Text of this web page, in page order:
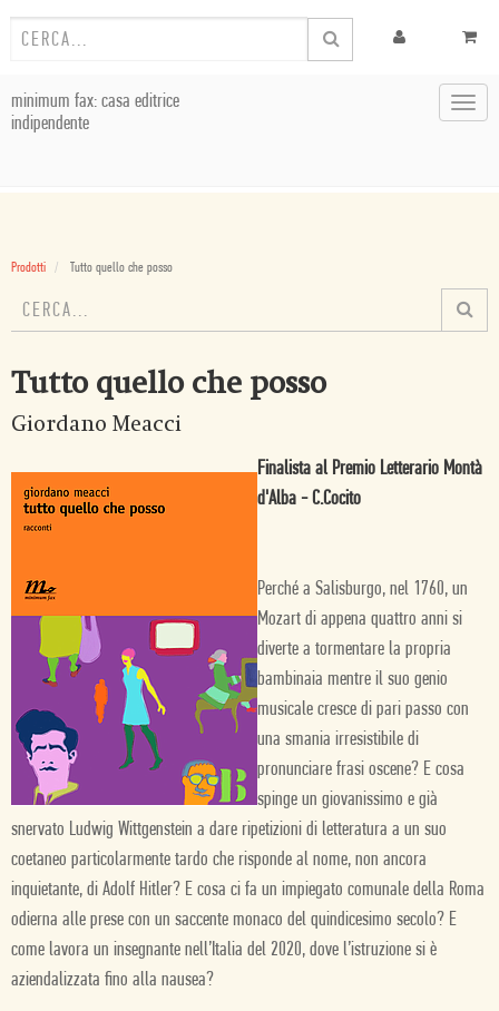
minimum fax: casa editrice
indipendente
Prodotti Tutto quello che posso
Tutto quello che posso
Giordano Meacci
Finalista al Premio Letterario Montà
d'Alba - C.Cocito
Perché a Salisburgo, nel 1760, un
Mozart di appena quattro anni si
diverte a tormentare la propria
bambinaia mentre il suo genio
musicale cresce di pari passo con
una smania irresistibile di
pronunciare frasi oscene? E cosa
spinge un giovanissimo e già
snervato Ludwig Wittgenstein a dare ripetizioni di letteratura a un suo
coetaneo particolarmente tardo che risponde al nome, non ancora
inquietante, di Adolf Hitler? E cosa ci fa un impiegato comunale della Roma
odierna alle prese con un saccente monaco del quindicesimo secolo? E
come lavora un insegnante nell’Italia del 2020, dove l’istruzione si è
aziendalizzata fino alla nausea?